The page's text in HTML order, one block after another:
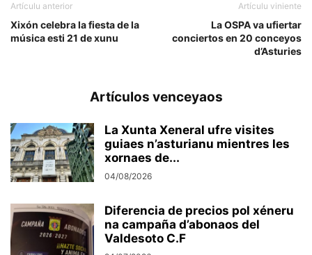
Artículu anterior
Xixón celebra la fiesta de la
música esti 21 de xunu
Artículu viniente
La OSPA va ufiertar
conciertos en 20 conceyos
d’Asturies
Artículos venceyaos
La Xunta Xeneral ufre visites
guiaes n’asturianu mientres les
xornaes de...
04/08/2026
Diferencia de precios pol xéneru
na campaña d’abonaos del
Valdesoto C.F